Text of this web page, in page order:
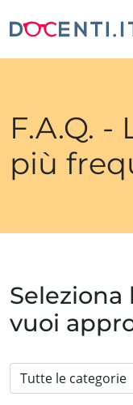
F.A.Q.
più
Seleziona
vuoi